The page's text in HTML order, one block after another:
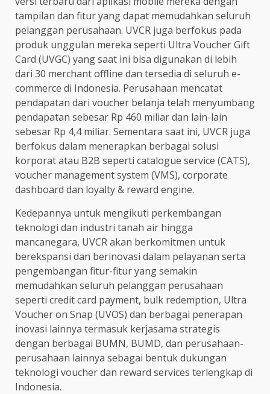
tampilan dan fitur yang dapat memudahkan seluruh
pelanggan perusahaan. UVCR juga berfokus pada
produk unggulan mereka seperti Ultra Voucher Gift
Card (UVGC) yang saat ini bisa digunakan di lebih
dari 30 merchant offline dan tersedia di seluruh e-
commerce di Indonesia. Perusahaan mencatat
pendapatan dari voucher belanja telah menyumbang
pendapatan sebesar Rp 460 miliar dan lain-lain
sebesar Rp 4,4 miliar. Sementara saat ini, UVCR juga
berfokus dalam menerapkan berbagai solusi
korporat atau B2B seperti catalogue service (CATS),
voucher management system (VMS), corporate
dashboard dan loyalty & reward engine.
Kedepannya untuk mengikuti perkembangan
teknologi dan industri tanah air hingga
mancanegara, UVCR akan berkomitmen untuk
berekspansi dan berinovasi dalam pelayanan serta
pengembangan fitur-fitur yang semakin
memudahkan seluruh pelanggan perusahaan
seperti credit card payment, bulk redemption, Ultra
Voucher on Snap (UVOS) dan berbagai penerapan
inovasi lainnya termasuk kerjasama strategis
dengan berbagai BUMN, BUMD, dan perusahaan-
perusahaan lainnya sebagai bentuk dukungan
teknologi voucher dan reward services terlengkap di
Indonesia.